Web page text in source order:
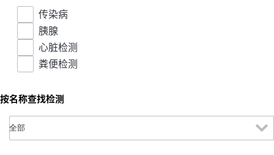
传染病
胰腺
心脏检测
粪便检测
按名称查找检测